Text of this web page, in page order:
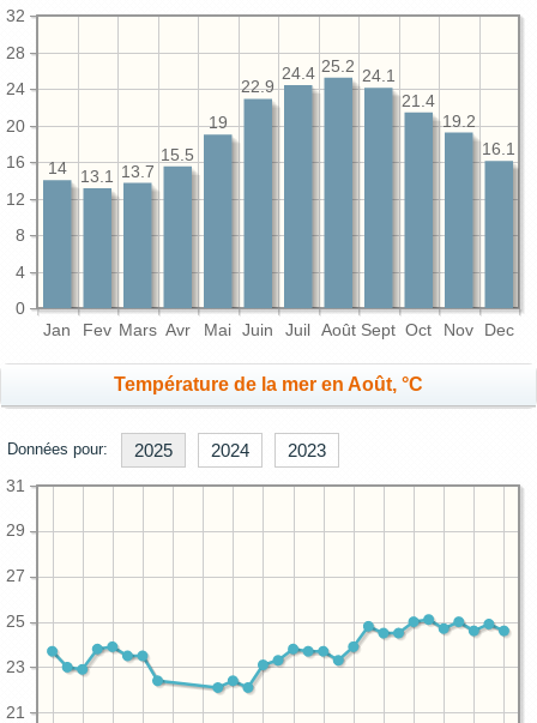
Jan Fev Mars Avr Mai Juin Juil Août Sept Oct Nov Dec
0
4
8
12
16
20
24
28
32
16.1
19.2
21.4
24.1
25.2
24.4
22.9
19
15.5
13.7
13.1
14
Température de la mer en Août, °C
Données pour: 2025 2024 2023
21
23
25
27
29
31